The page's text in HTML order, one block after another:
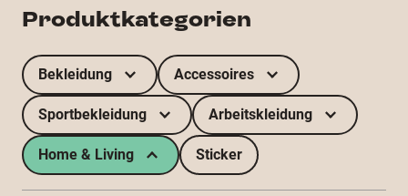
Produktkategorien
Bekleidung Accessoires
Sportbekleidung Arbeitskleidung
Home & Living Sticker